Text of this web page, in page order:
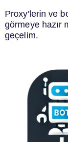
Proxy'lerin ve
görmeye hazır
geçelim.